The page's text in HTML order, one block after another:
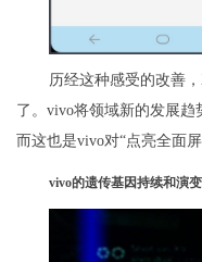
历经这种感受的改善
了。vivo将领域新的发展趋
而这也是vivo对“点亮全面
vivo的遗传基因持续和演变